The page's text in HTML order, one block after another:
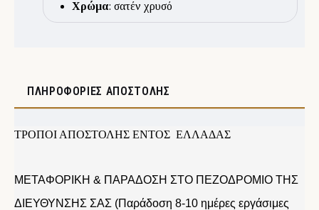
Χρώμα: σατέν χρυσό
ΠΛΗΡΟΦΟΡΊΕΣ ΑΠΟΣΤΟΛΉΣ
ΤΡΟΠΟΙ ΑΠΟΣΤΟΛΗΣ ΕΝΤΟΣ ΕΛΛΑΔΑΣ
ΜΕΤΑΦΟΡΙΚΗ & ΠΑΡΑΔΟΣΗ ΣΤΟ ΠΕΖΟΔΡΟΜΙΟ ΤΗΣ
ΔΙΕΥΘΥΝΣΗΣ ΣΑΣ (Παράδοση 8-10 ημέρες εργάσιμες